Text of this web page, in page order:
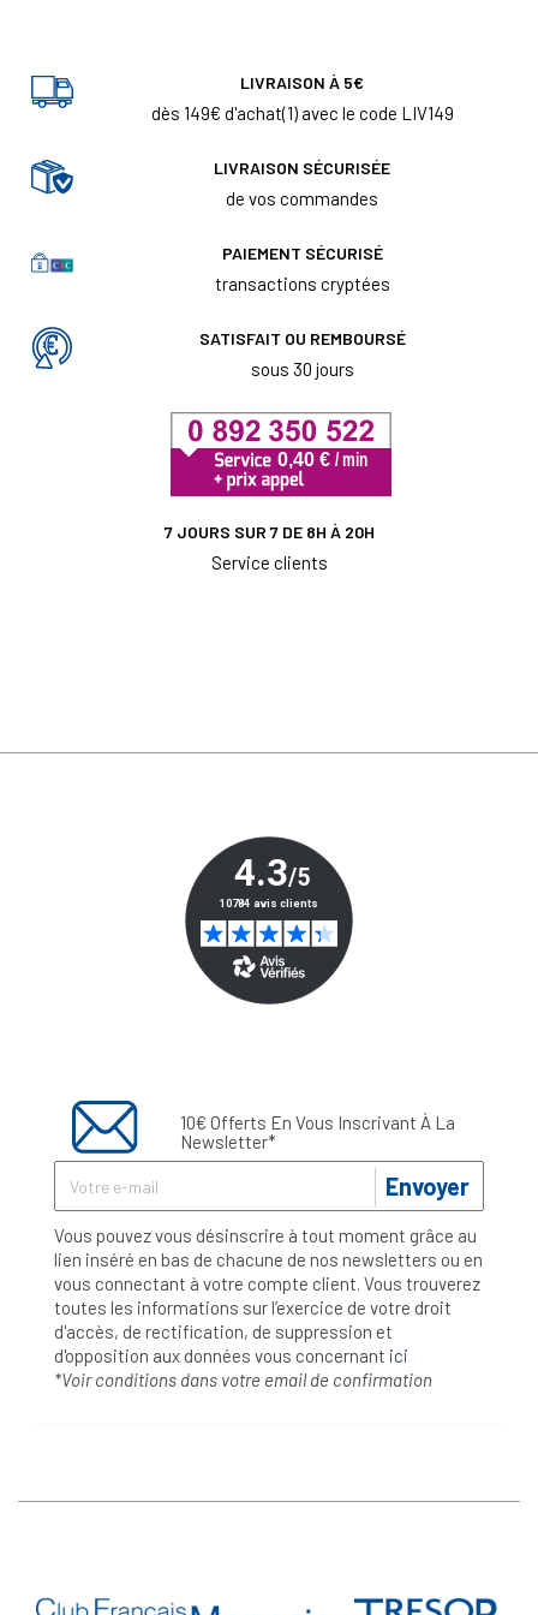
LIVRAISON À 5€
dès 149€ d'achat(1) avec le code LIV149
LIVRAISON SÉCURISÉE
de vos commandes
PAIEMENT SÉCURISÉ
transactions cryptées
SATISFAIT OU REMBOURSÉ
sous 30 jours
7 JOURS SUR 7 DE 8H À 20H
Service clients
10€ Offerts En Vous Inscrivant À La
Newsletter*
Envoyer
Vous pouvez vous désinscrire à tout moment grâce au
lien inséré en bas de chacune de nos newsletters ou en
vous connectant à votre compte client. Vous trouverez
toutes les informations sur l’exercice de votre droit
d'accès, de rectification, de suppression et
d'opposition aux données vous concernant ici
*Voir conditions dans votre email de confirmation